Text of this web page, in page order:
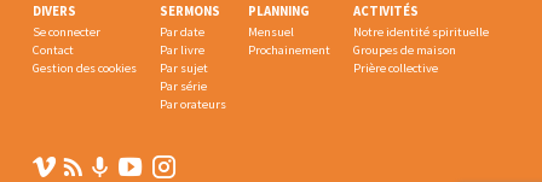
DIVERS
Se connecter
Contact
Gestion des cookies
SERMONS
Par date
Par livre
Par sujet
Par série
Par orateurs
PLANNING
Mensuel
Prochainement
ACTIVITÉS
Notre identité spirituelle
Groupes de maison
Prière collective